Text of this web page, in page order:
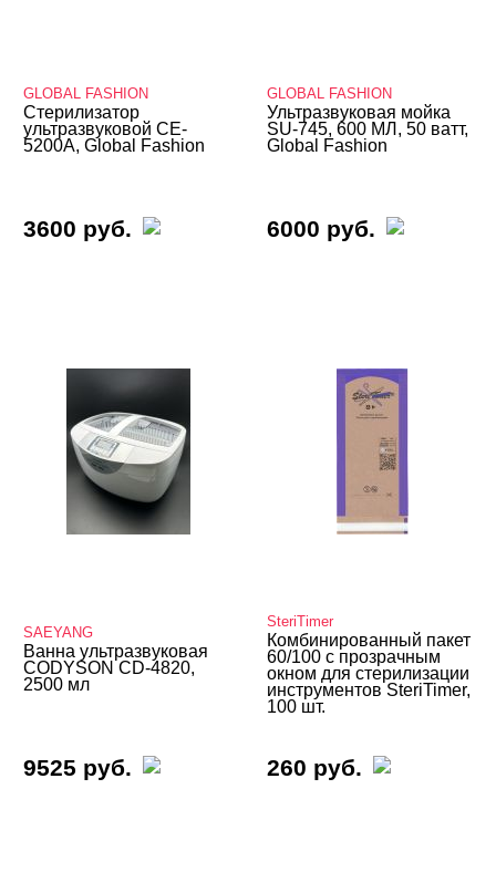
GLOBAL FASHION
Стерилизатор
ультразвуковой CE-
5200A, Global Fashion
3600 руб.
GLOBAL FASHION
Ультразвуковая мойка
SU-745, 600 МЛ, 50 ватт,
Global Fashion
6000 руб.
SAEYANG
Ванна ультразвуковая
CODYSON CD-4820,
2500 мл
9525 руб.
SteriTimer
Комбинированный пакет
60/100 с прозрачным
окном для стерилизации
инструментов SteriTimer,
100 шт.
260 руб.